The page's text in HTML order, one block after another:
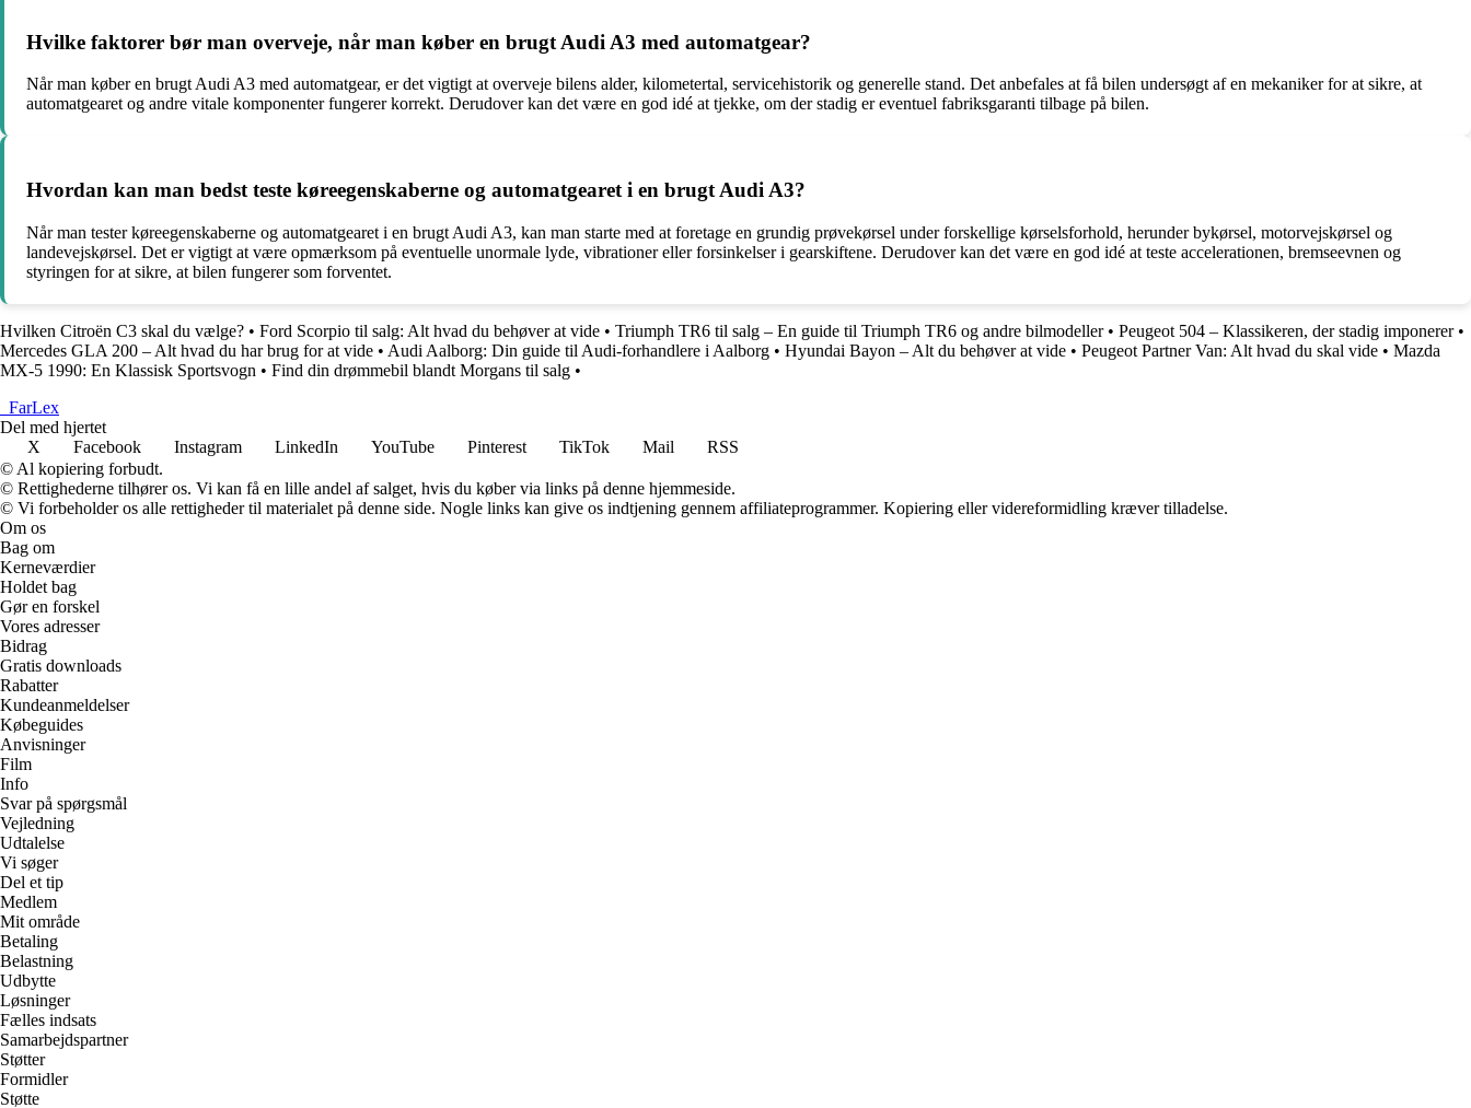
Hvilke faktorer bør man overveje, når man køber en brugt Audi A3 med automatgear?
Når man køber en brugt Audi A3 med automatgear, er det vigtigt at overveje bilens alder, kilometertal, servicehistorik og generelle stand. Det anbefales at få bilen undersøgt af en mekaniker for at sikre, at
automatgearet og andre vitale komponenter fungerer korrekt. Derudover kan det være en god idé at tjekke, om der stadig er eventuel fabriksgaranti tilbage på bilen.
Hvordan kan man bedst teste køreegenskaberne og automatgearet i en brugt Audi A3?
Når man tester køreegenskaberne og automatgearet i en brugt Audi A3, kan man starte med at foretage en grundig prøvekørsel under forskellige kørselsforhold, herunder bykørsel, motorvejskørsel og
landevejskørsel. Det er vigtigt at være opmærksom på eventuelle unormale lyde, vibrationer eller forsinkelser i gearskiftene. Derudover kan det være en god idé at teste accelerationen, bremseevnen og
styringen for at sikre, at bilen fungerer som forventet.
Hvilken Citroën C3 skal du vælge? • Ford Scorpio til salg: Alt hvad du behøver at vide • Triumph TR6 til salg – En guide til Triumph TR6 og andre bilmodeller• Peugeot 504 – Klassikeren, der stadig imponerer•
Mercedes GLA 200 – Alt hvad du har brug for at vide • Audi Aalborg: Din guide til Audi-forhandlere i Aalborg • Hyundai Bayon – Alt du behøver at vide • Peugeot Partner Van: Alt hvad du skal vide • Mazda
MX-5 1990: En Klassisk Sportsvogn • Find din drømmebil blandt Morgans til salg •
FarLex
Del med hjertet
X
Facebook Instagram LinkedIn YouTube Pinterest TikTok Mail
RSS
© Al kopiering forbudt.
© Rettighederne tilhører os. Vi kan få en lille andel af salget, hvis du køber via links på denne hjemmeside.
© Vi forbeholder os alle rettigheder til materialet på denne side. Nogle links kan give os indtjening gennem affiliateprogrammer. Kopiering eller videreformidling kræver tilladelse.
Om os
Bag om
Kerneværdier
Holdet bag
Gør en forskel
Vores adresser
Bidrag
Gratis downloads
Rabatter
Kundeanmeldelser
Købeguides
Anvisninger
Film
Info
Svar på spørgsmål
Vejledning
Udtalelse
Vi søger
Del et tip
Medlem
Mit område
Betaling
Belastning
Udbytte
Løsninger
Fælles indsats
Samarbejdspartner
Støtter
Formidler
Støtte